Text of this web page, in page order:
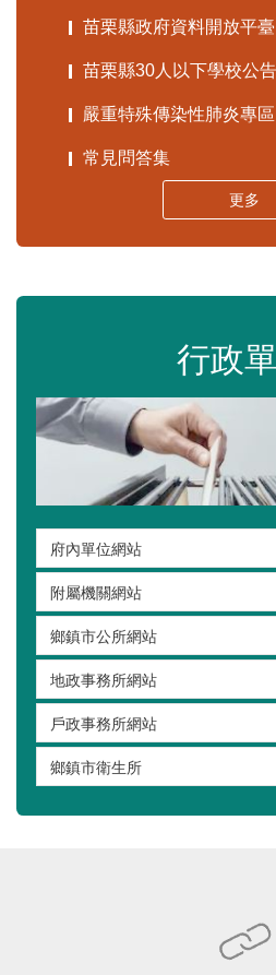
苗栗縣政府資料開放平臺
苗栗縣30人以下學校公
嚴重特殊傳染性肺炎專區
常見問答集
更多
行政